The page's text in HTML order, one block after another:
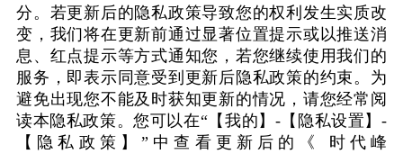
分。若更新后的隐私政策导致您的权利发生实质改
变，我们将在更新前通过显著位置提示或以推送消
息、红点提示等方式通知您，若您继续使用我们的
服务，即表示同意受到更新后隐私政策的约束。为
避免出现您不能及时获知更新的情况，请您经常阅
读本隐私政策。您可以在“【我的】 -【隐私设置】-
【隐私政策】 ” 中查看更新后的《
时代峰